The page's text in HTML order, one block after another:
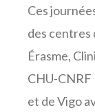
Ces
des centres
Érasme,
CHU-
et de Vigo